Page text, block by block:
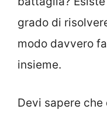
grado di
modo davvero
insieme.
Devi sapere